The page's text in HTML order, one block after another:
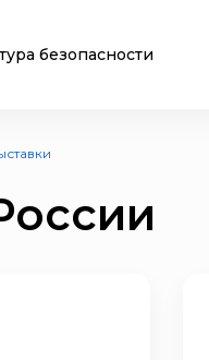
безопасности